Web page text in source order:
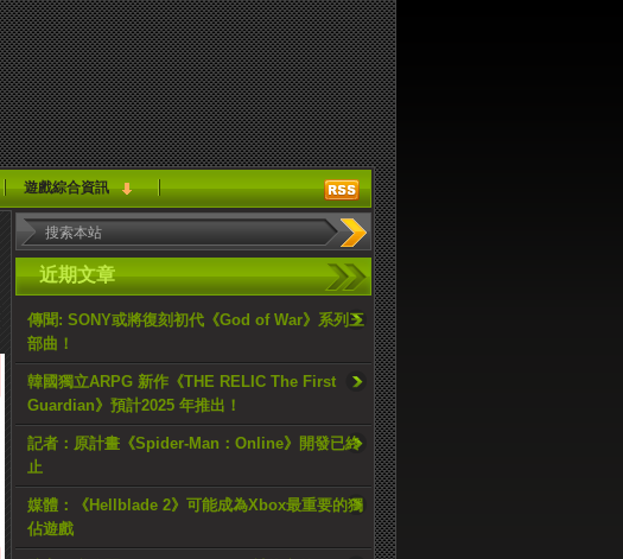
遊戲綜合資訊
近期文章
傳聞: SONY或將復刻初代《God of War》系列三
部曲！
韓國獨立ARPG 新作《THE RELIC The First
Guardian》預計2025 年推出！
記者：原計畫《Spider-Man：Online》開發已終
止
媒體：《Hellblade 2》可能成為Xbox最重要的獨
佔遊戲